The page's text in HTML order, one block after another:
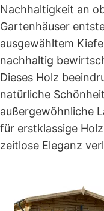
Nachhaltigkeit an
Gartenhäuser
ausgewähltem
nachhaltig
Dieses Holz
natürliche
außergewöhnliche
für erstklassige
zeitlose Eleganz